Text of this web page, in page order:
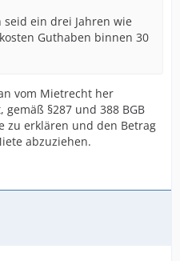
ein drei Jahren wie
Guthaben binnen 30
vom Mietrecht her
§287 und 388 BGB
zu erklären und den Betrag
abzuziehen.